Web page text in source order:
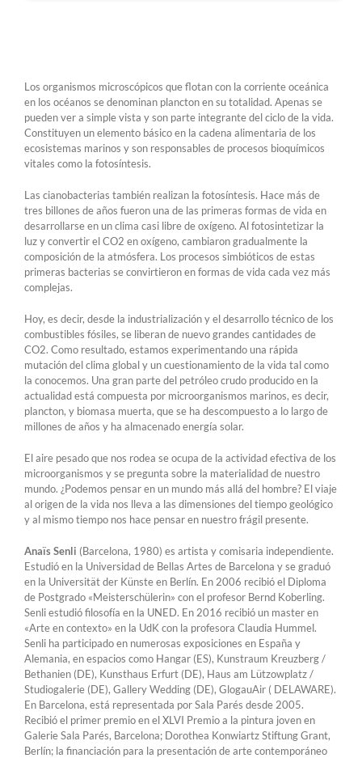
Los organismos microscópicos que flotan con la corriente oceánica
en los océanos se denominan plancton en su totalidad. Apenas se
pueden ver a simple vista y son parte integrante del ciclo de la vida.
Constituyen un elemento básico en la cadena alimentaria de los
ecosistemas marinos y son responsables de procesos bioquímicos
vitales como la fotosíntesis.
Las cianobacterias también realizan la fotosíntesis. Hace más de
tres billones de años fueron una de las primeras formas de vida en
desarrollarse en un clima casi libre de oxígeno. Al fotosintetizar la
luz y convertir el CO2 en oxígeno, cambiaron gradualmente la
composición de la atmósfera. Los procesos simbióticos de estas
primeras bacterias se convirtieron en formas de vida cada vez más
complejas.
Hoy, es decir, desde la industrialización y el desarrollo técnico de los
combustibles fósiles, se liberan de nuevo grandes cantidades de
CO2. Como resultado, estamos experimentando una rápida
mutación del clima global y un cuestionamiento de la vida tal como
la conocemos. Una gran parte del petróleo crudo producido en la
actualidad está compuesta por microorganismos marinos, es decir,
plancton, y biomasa muerta, que se ha descompuesto a lo largo de
millones de años y ha almacenado energía solar.
El aire pesado que nos rodea se ocupa de la actividad efectiva de los
microorganismos y se pregunta sobre la materialidad de nuestro
mundo. ¿Podemos pensar en un mundo más allá del hombre? El viaje
al origen de la vida nos lleva a las dimensiones del tiempo geológico
y al mismo tiempo nos hace pensar en nuestro frágil presente.
Anaïs Senli (Barcelona, ​​1980) es artista y comisaria independiente.
Estudió en la Universidad de Bellas Artes de Barcelona y se graduó
en la Universität der Künste en Berlín. En 2006 recibió el Diploma
de Postgrado «Meisterschülerin» con el profesor Bernd Koberling.
Senli estudió filosofía en la UNED. En 2016 recibió un master en
«Arte en contexto» en la UdK con la profesora Claudia Hummel.
Senli ha participado en numerosas exposiciones en España y
Alemania, en espacios como Hangar (ES), Kunstraum Kreuzberg /
Bethanien (DE), Kunsthaus Erfurt (DE), Haus am Lützowplatz /
Studiogalerie (DE), Gallery Wedding (DE), GlogauAir ( DELAWARE).
En Barcelona, ​​está representada por Sala Parés desde 2005.
Recibió el primer premio en el XLVI Premio a la pintura joven en
Galerie Sala Parés, Barcelona; Dorothea Konwiartz Stiftung Grant,
Berlín; la financiación para la presentación de arte contemporáneo